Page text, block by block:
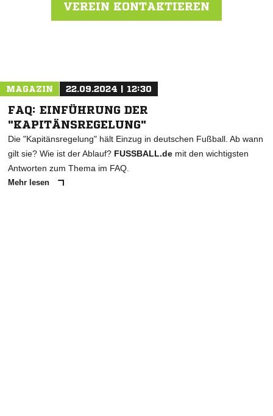
VEREIN KONTAKTIEREN
MAGAZIN 22.09.2024 | 12:30
FAQ: EINFÜHRUNG DER
"KAPITÄNSREGELUNG"
Die "Kapitänsregelung" hält Einzug in deutschen Fußball. Ab wann
gilt sie? Wie ist der Ablauf? FUSSBALL.de mit den wichtigsten
Antworten zum Thema im FAQ.
Mehr lesen